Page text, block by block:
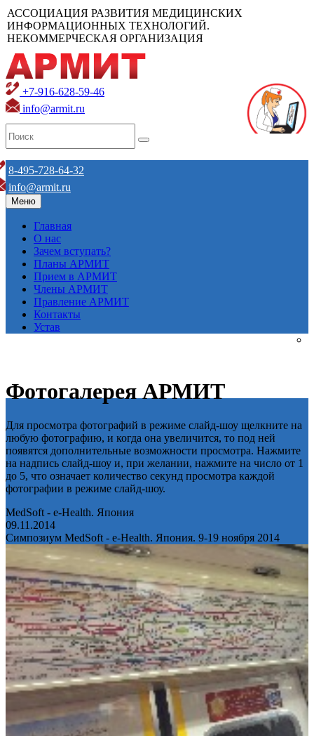
АССОЦИАЦИЯ РАЗВИТИЯ МЕДИЦИНСКИХ
ИНФОРМАЦИОННЫХ ТЕХНОЛОГИЙ.
НЕКОММЕРЧЕСКАЯ ОРГАНИЗАЦИЯ
+7-916-628-59-46
info@armit.ru
8-495-728-64-32
info@armit.ru
Меню
Главная
О нас
Зачем вступать?
Планы АРМИТ
Прием в АРМИТ
Члены АРМИТ
Правление АРМИТ
Контакты
Устав
Фотогалерея АРМИТ
Для просмотра фотографий в режиме слайд-шоу щелкните на
любую фотографию, и когда она увеличится, то под ней
появятся дополнительные возможности просмотра. Нажмите
на надпись слайд-шоу и, при желании, нажмите на число от 1
до 5, что означает количество секунд просмотра каждой
фотографии в режиме слайд-шоу.
MedSoft - e-Health. Япония
09.11.2014
Симпозиум MedSoft - e-Health. Япония. 9-19 ноября 2014